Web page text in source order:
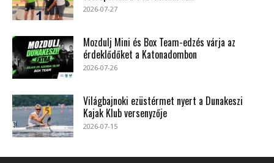
2026-07-27
Mozdulj Mini és Box Team-edzés várja az
érdeklődőket a Katonadombon
2026-07-26
Világbajnoki ezüstérmet nyert a Dunakeszi
Kajak Klub versenyzője
2026-07-15